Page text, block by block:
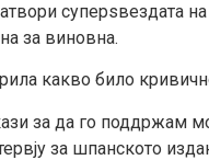
суперѕвездата
за виновна.
какво било
за да го поддржам
за шпанското